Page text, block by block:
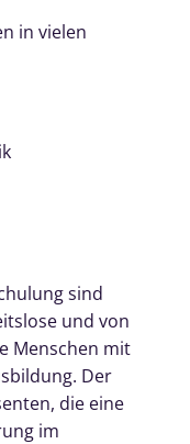
in vielen
sind
und von
Menschen mit
Der
die eine
im